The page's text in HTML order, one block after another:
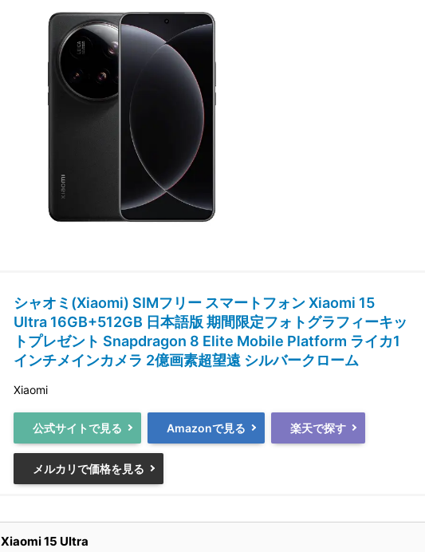
シャオミ(Xiaomi) SIMフリー スマートフォン Xiaomi 15
Ultra 16GB+512GB 日本語版 期間限定フォトグラフィーキッ
トプレゼント Snapdragon 8 Elite Mobile Platform ライカ1
インチメインカメラ 2億画素超望遠 シルバークローム
Xiaomi
公式サイトで見る Amazonで見る 楽天で探す
メルカリで価格を見る
Xiaomi 15 Ultra